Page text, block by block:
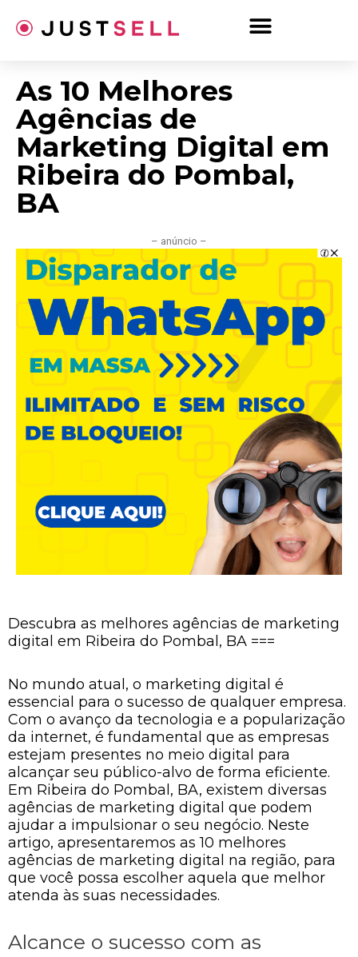
para
As 10 Melhores
Agências de
Marketing Digital em
Ribeira do Pombal,
BA
– anúncio –
Descubra as melhores agências de marketing
digital em Ribeira do Pombal, BA ===
No mundo atual, o marketing digital é
essencial para o sucesso de qualquer empresa.
Com o avanço da tecnologia e a popularização
da internet, é fundamental que as empresas
estejam presentes no meio digital para
alcançar seu público-alvo de forma eficiente.
Em Ribeira do Pombal, BA, existem diversas
agências de marketing digital que podem
ajudar a impulsionar o seu negócio. Neste
artigo, apresentaremos as 10 melhores
agências de marketing digital na região, para
que você possa escolher aquela que melhor
atenda às suas necessidades.
Alcance o sucesso com as